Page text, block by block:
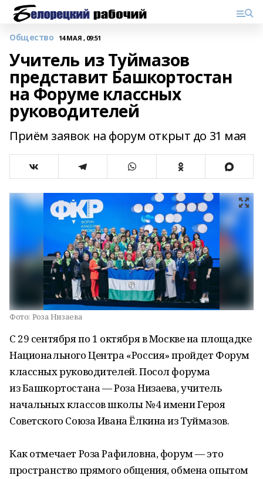
Общество 14 МАЯ , 09:51
Учитель из Туймазов
представит Башкортостан
на Форуме классных
руководителей
Приём заявок на форум открыт до 31 мая
Фото: Роза Низаева
С 29 сентября по 1 октября в Москве на площадке
Национального Центра «Россия» пройдет Форум
классных руководителей. Посол форума
из Башкортостана — Роза Низаева, учитель
начальных классов школы № 4 имени Героя
Советского Союза Ивана Ёлкина из Туймазов.
Как отмечает Роза Рафиловна, форум — это
пространство прямого общения, обмена опытом